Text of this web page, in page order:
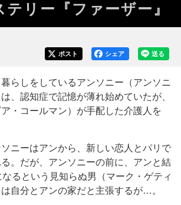
リー『ファーザー』
送る
シェア
ポスト
らしをしているアンソニー（アンソニ
、認知症で記憶が薄れ始めていたが、
・コールマン）が手配した介護人を
ニーはアンから、新しい恋人とパリで
。だが、アンソニーの前に、アンと結
るという見知らぬ男（マーク・ゲティ
自分とアンの家だと主張するが…。